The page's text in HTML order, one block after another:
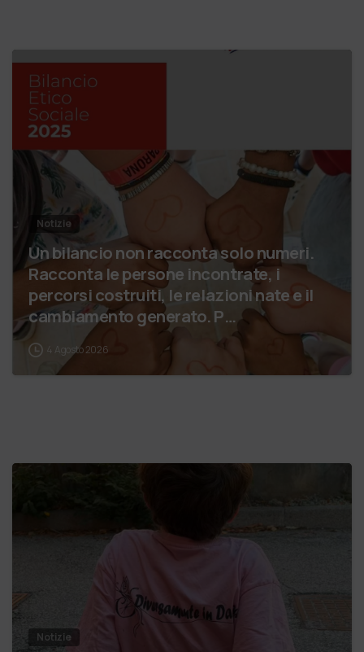
Notizie
Un bilancio non racconta solo numeri.
Racconta le persone incontrate, i
percorsi costruiti, le relazioni nate e il
cambiamento generato. P…
4 Agosto 2026
Notizie